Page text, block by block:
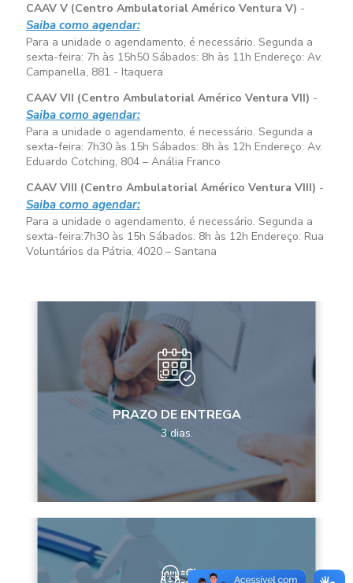
CAAV V (Centro Ambulatorial Américo Ventura V) -
Saiba como agendar:
Para a unidade o agendamento, é necessário. Segunda a
sexta-feira: 7h às 15h50 Sábados: 8h às 11h Endereço: Av.
Campanella, 881 - Itaquera
CAAV VII (Centro Ambulatorial Américo Ventura VII) -
Saiba como agendar:
Para a unidade o agendamento, é necessário. Segunda a
sexta-feira: 7h30 às 15h Sábados: 8h às 12h Endereço: Av.
Eduardo Cotching, 804 – Anália Franco
CAAV VIII (Centro Ambulatorial Américo Ventura VIII) -
Saiba como agendar:
Para a unidade o agendamento, é necessário. Segunda a
sexta-feira:7h30 às 15h Sábados: 8h às 12h Endereço: Rua
Voluntários da Pátria, 4020 – Santana
PRAZO DE ENTREGA
3 dias.